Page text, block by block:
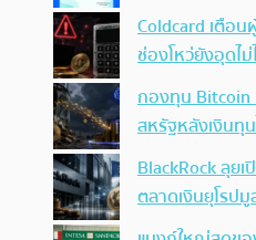
Coldcard เตือ
ช่องโหว่ยังอุดไม่
กองทุน Bitcoin
สหรัฐหลังเงินทุ
BlackRock ลุย
ตลาดเงินยุโรป